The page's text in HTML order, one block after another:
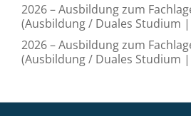
2026 – Ausbildung zum
(Ausbildung / Duales Studium
2026 – Ausbildung zum
(Ausbildung / Duales Studium